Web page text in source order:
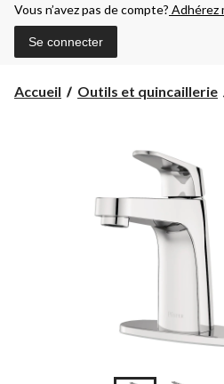
Vous n’avez pas de compte? Adhérez
Se connecter
Accueil Outils et quincaillerie